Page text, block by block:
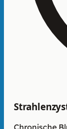
Chronische